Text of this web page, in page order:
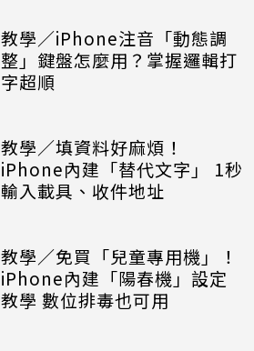
教學／iPhone注音「動態調
整」鍵盤怎麼用？掌握邏輯打
字超順
教學／填資料好麻煩！
iPhone內建「替代文字」 1秒
輸入載具、收件地址
教學／免買「兒童專用機」！
iPhone內建「陽春機」設定
教學 數位排毒也可用